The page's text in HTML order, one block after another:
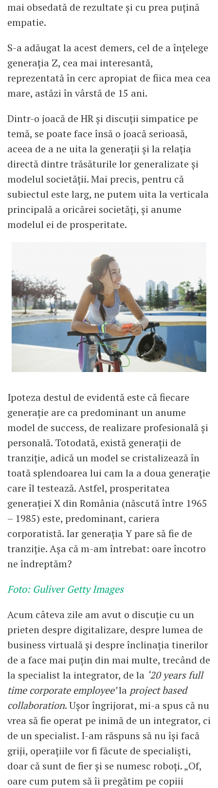
mai obsedată de rezultate și cu prea puțină
empatie.
S-a adăugat la acest demers, cel de a înțelege
generația Z, cea mai interesantă,
reprezentată în cerc apropiat de fiica mea cea
mare, astăzi în vârstă de 15 ani.
Dintr-o joacă de HR și discuții simpatice pe
temă, se poate face însă o joacă serioasă,
aceea de a ne uita la generații și la relația
directă dintre trăsăturile lor generalizate și
modelul societății. Mai precis, pentru că
subiectul este larg, ne putem uita la verticala
principală a oricărei societăți, și anume
modelul ei de prosperitate.
Ipoteza destul de evidentă este că fiecare
generație are ca predominant un anume
model de success, de realizare profesională și
personală. Totodată, există generații de
tranziție, adică un model se cristalizează în
toată splendoarea lui cam la a doua generație
care îl testează. Astfel, prosperitatea
generației X din România (născută între 1965
– 1985) este, predominant, cariera
corporatistă. Iar generația Y pare să fie de
tranziție. Așa că m-am întrebat: oare încotro
ne îndreptăm?
Foto: Guliver Getty Images
Acum câteva zile am avut o discuție cu un
prieten despre digitalizare, despre lumea de
business virtuală și despre înclinația tinerilor
de a face mai puțin din mai multe, trecând de
la specialist la integrator, de la ‘20 years full
time corporate employee’la project based
collaboration. Ușor îngrijorat, mi-a spus că nu
vrea să fie operat pe inimă de un integrator, ci
de un specialist. I-am răspuns să nu își facă
griji, operațiile vor fi făcute de specialiști,
doar că sunt de fier și se numesc roboți. „Of,
oare cum putem să îi pregătim pe copiii